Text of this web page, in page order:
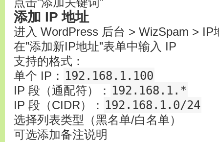
添加 IP 地址
进入 WordPress 后台 > WizSpam > IP
在”添加新IP地址”表单中输入 IP
支持的格式：
单个 IP： 192.168.1.100
IP 段（通配符）： 192.168.1.*
IP 段（CIDR）： 192.168.1.0/24
选择列表类型（黑名单/白名单）
可选添加备注说明